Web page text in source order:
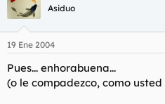
Asiduo
19 Ene 2004
Pues... enhorabuena...
(o le compadezco, como